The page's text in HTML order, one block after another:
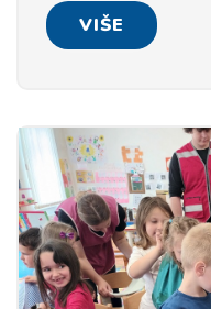
VIŠE